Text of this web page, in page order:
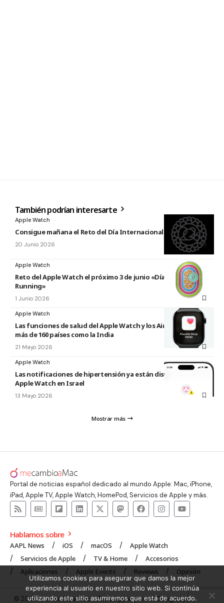
También podrían interesarte
Apple Watch
Consigue mañana el Reto del Día Internacional del Yoga 2026
20 Junio 2026
Apple Watch
Reto del Apple Watch el próximo 3 de junio «Día Mundial del
Running»
1 Junio 2026
Apple Watch
Las funciones de salud del Apple Watch y los AirPods llegan a
más de 160 países como la India
21 Mayo 2026
Apple Watch
Las notificaciones de hipertensión ya están disponibles en el
Apple Watch en Israel
13 Mayo 2026
Mostrar más
Portal de noticias español dedicado al mundo Apple: Mac, iPhone,
iPad, Apple TV, Apple Watch, HomePod, Servicios de Apple y más.
Hablamos sobre
AAPL News iOS macOS
Apple Watch
Servicios de Apple
TV & Home
Accesorios
Aplicaciones
Apple Events Reviews Opinión
© 2008 mecambioaMac – Todo Apple y más | Design byUNXON
Utilizamos cookies para asegurar que damos la mejor
experiencia al usuario en nuestro sitio web. Si continúa
utilizando este sitio asumiremos que está de acuerdo.